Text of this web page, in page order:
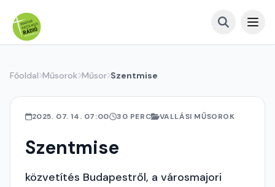
Főoldal Műsorok Műsor Szentmise
2025. 07. 14. 07:00 30 PERC VALLÁSI MŰSOROK
Szentmise
közvetítés Budapestről, a városmajori